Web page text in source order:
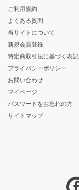
ご利用規約
よくある質問
当サイトについて
新規会員登録
特定商取引法に基づく表記
プライバシーポリシー
お問い合わせ
マイページ
パスワードをお忘れの方
サイトマップ